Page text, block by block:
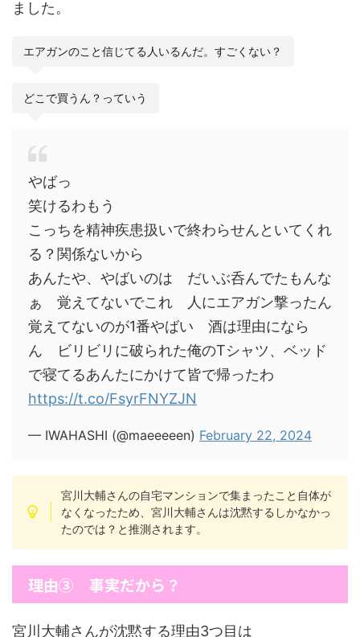
ました。
エアガンのこと信じてる人いるんだ。すごくない？
どこで買うん？っていう
やばっ
笑けるわもう
こっちを精神疾患扱いで終わらせんといてくれ
る？関係ないから
あんたや、やばいのは だいぶ呑んでたもんな
ぁ 覚えてないでこれ 人にエアガン撃ったん
覚えてないのが1番やばい 酒は理由になら
ん ビリビリに破られた俺のTシャツ、ベッド
で寝てるあんたにかけて皆で帰ったわ
https://t.co/FsyrFNYZJN
— IWAHASHI (@maeeeeen) February 22, 2024
宮川大輔さんの自宅マンションで集まったこと自体が
なくなったため、宮川大輔さんは沈黙するしかなかっ
たのでは？と推測されます。
理由③ 事実だから？
宮川大輔さんが沈黙する理由3つ目は